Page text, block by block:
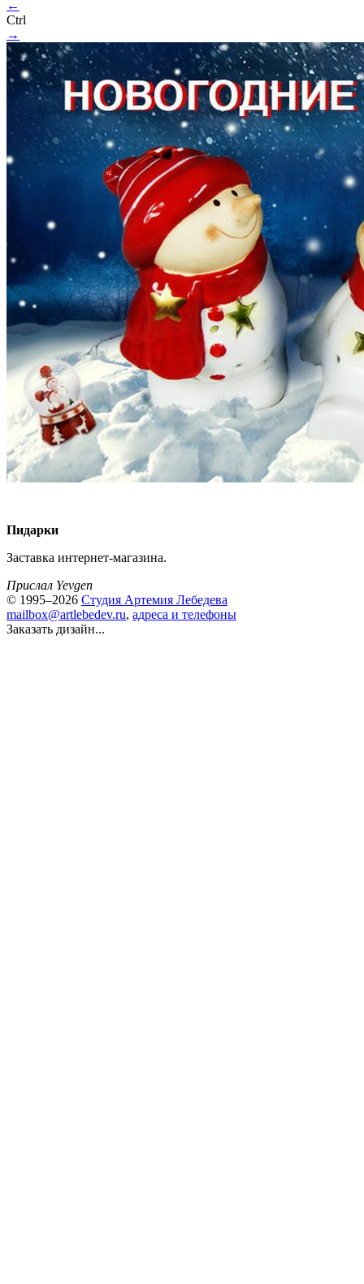
←
Ctrl
→
Пидарки
Заставка интернет-магазина.
Прислал Yevgen
© 1995–2026 Студия Артемия Лебедева
mailbox@artlebedev.ru, адреса и телефоны
Заказать дизайн...